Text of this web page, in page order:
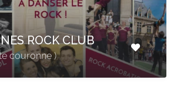
ROCK CLUB
couronne )